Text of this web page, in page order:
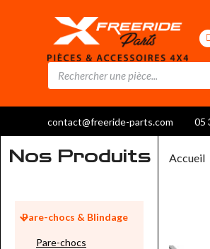
contact@freeride-parts.com 05
Accueil
Nos Produits
Pare-chocs & Blindage

Pare-chocs